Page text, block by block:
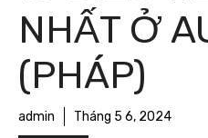
NHẤT Ở
(PHÁP)
admin Tháng 5 6, 2024